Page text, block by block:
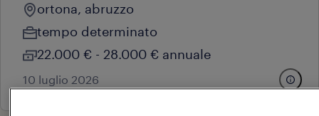
ortona, abruzzo
tempo determinato
22.000 € - 28.000 € annuale
10 luglio 2026